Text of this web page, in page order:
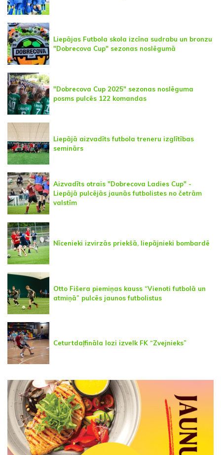
Liepājas Futbola skola izcīna sudrabu un bronzu
"Dobrecova Cup" sezonas noslēgumā
"Dobrecova Cup 2025" sezonas noslēguma
posms pulcēs 122 komandas
Liepājā aizvadīts futbola treneru izglītības
seminārs
Aizvadīts otrais "Dobrecova Ladies Cup" -
Liepājā pulcējās jaunās futbolistes no četrām
valstīm
Nīcenieki izvirzās priekšā, liepājnieki bombardē
Otto Fišera piemiņas kauss “Vienoti futbolā un
atmiņā” pulcēs jaunos futbolistus
Ceturtdaļfināla lozi izvelk FK “Zvejnieks”